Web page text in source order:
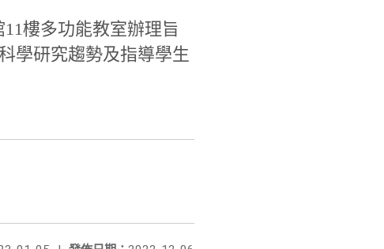
樓多功能教室辦理旨
學研究趨勢及指導學生